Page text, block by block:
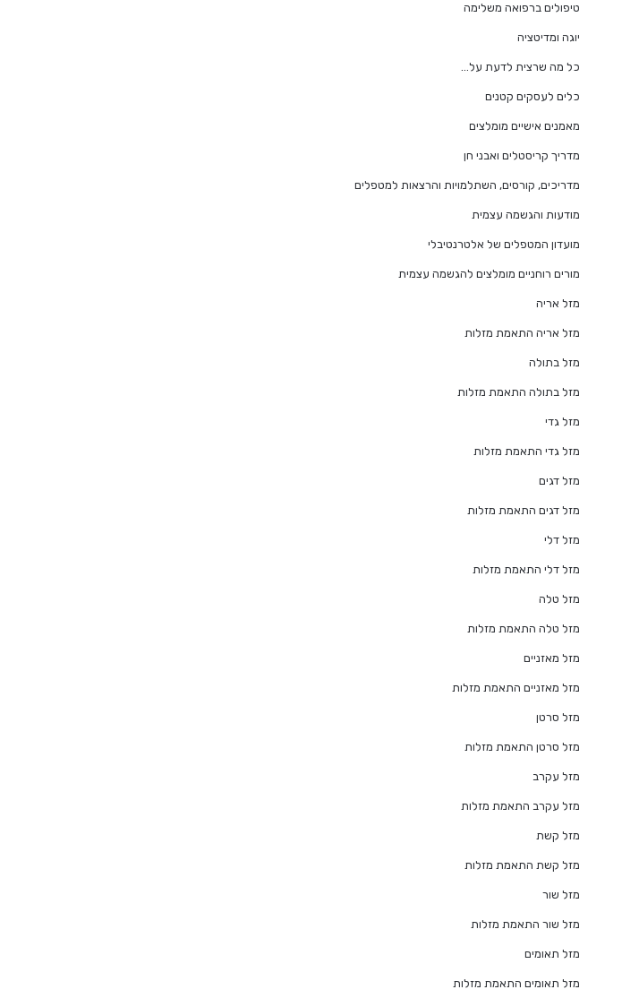
טיפולים ברפואה משלימה
יוגה ומדיטציה
כל מה שרצית לדעת על…
כלים לעסקים קטנים
מאמנים אישיים מומלצים
מדריך קריסטלים ואבני חן
מדריכים, קורסים, השתלמויות והרצאות למטפלים
מודעות והגשמה עצמית
מועדון המטפלים של אלטרנטיבלי
מורים רוחניים מומלצים להגשמה עצמית
מזל אריה
מזל אריה התאמת מזלות
מזל בתולה
מזל בתולה התאמת מזלות
מזל גדי
מזל גדי התאמת מזלות
מזל דגים
מזל דגים התאמת מזלות
מזל דלי
מזל דלי התאמת מזלות
מזל טלה
מזל טלה התאמת מזלות
מזל מאזניים
מזל מאזניים התאמת מזלות
מזל סרטן
מזל סרטן התאמת מזלות
מזל עקרב
מזל עקרב התאמת מזלות
מזל קשת
מזל קשת התאמת מזלות
מזל שור
מזל שור התאמת מזלות
מזל תאומים
מזל תאומים התאמת מזלות